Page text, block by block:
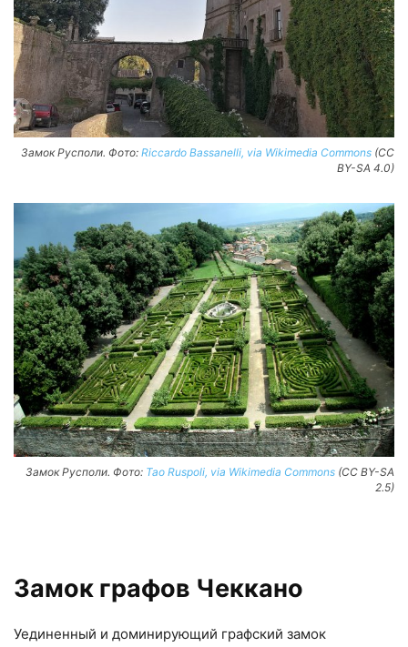
Замок Русполи. Фото: Riccardo Bassanelli, via Wikimedia Commons (CC
BY-SA 4.0)
Замок Русполи. Фото: Tao Ruspoli, via Wikimedia Commons (CC BY-SA
2.5)
Замок графов Чеккано
Уединенный и доминирующий графский замок